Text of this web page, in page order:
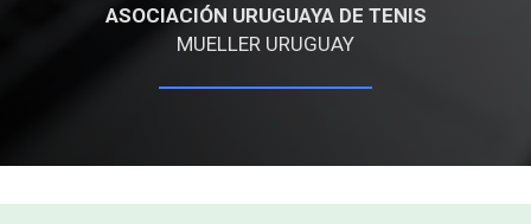
ASOCIACIÓN URUGUAYA DE TENIS
MUELLER URUGUAY